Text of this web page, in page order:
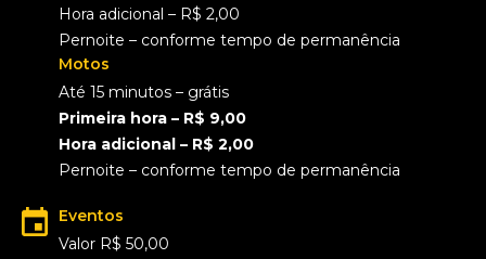
Hora adicional – R$ 2,00
Pernoite – conforme tempo de permanência
Motos
Até 15 minutos – grátis
Primeira hora – R$ 9,00
Hora adicional – R$ 2,00
Pernoite – conforme tempo de permanência
Eventos
Valor R$ 50,00